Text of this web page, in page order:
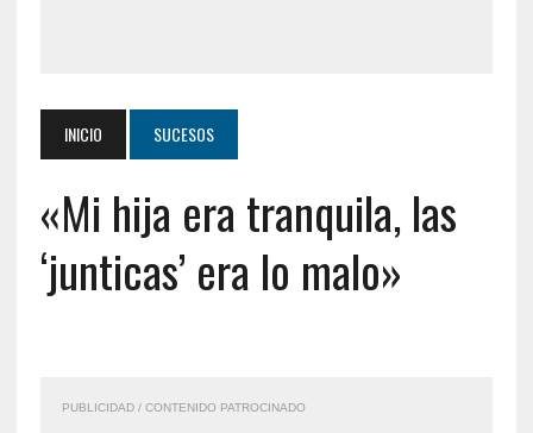
INICIO SUCESOS
«Mi hija era tranquila, las
‘junticas’ era lo malo»
PUBLICIDAD / CONTENIDO PATROCINADO